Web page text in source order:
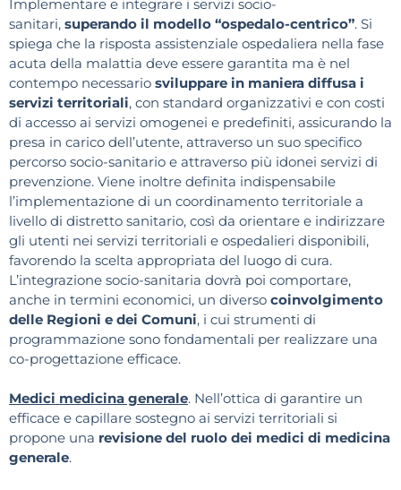
Implementare e integrare i servizi socio-
sanitari, superando il modello “ospedalo-centrico”. Si
spiega che la risposta assistenziale ospedaliera nella fase
acuta della malattia deve essere garantita ma è nel
contempo necessario sviluppare in maniera diffusa i
servizi territoriali, con standard organizzativi e con costi
di accesso ai servizi omogenei e predefiniti, assicurando la
presa in carico dell’utente, attraverso un suo specifico
percorso socio-sanitario e attraverso più idonei servizi di
prevenzione. Viene inoltre definita indispensabile
l’implementazione di un coordinamento territoriale a
livello di distretto sanitario, così da orientare e indirizzare
gli utenti nei servizi territoriali e ospedalieri disponibili,
favorendo la scelta appropriata del luogo di cura.
L’integrazione socio-sanitaria dovrà poi comportare,
anche in termini economici, un diverso coinvolgimento
delle Regioni e dei Comuni, i cui strumenti di
programmazione sono fondamentali per realizzare una
co-progettazione efficace.
Medici medicina generale. Nell’ottica di garantire un
efficace e capillare sostegno ai servizi territoriali si
propone una revisione del ruolo dei medici di medicina
generale.